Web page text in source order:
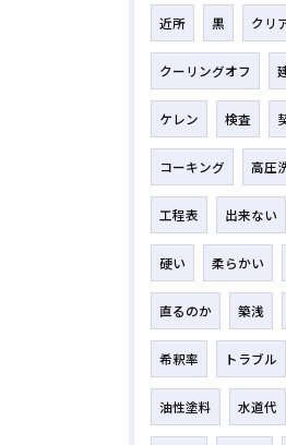
近所 黒 クリ
クーリングオフ
ケレン 検査
コーキング 高圧
工程表 出来ない
硬い 柔らかい
直るのか 築浅
希釈率 トラブル
油性塗料 水道代